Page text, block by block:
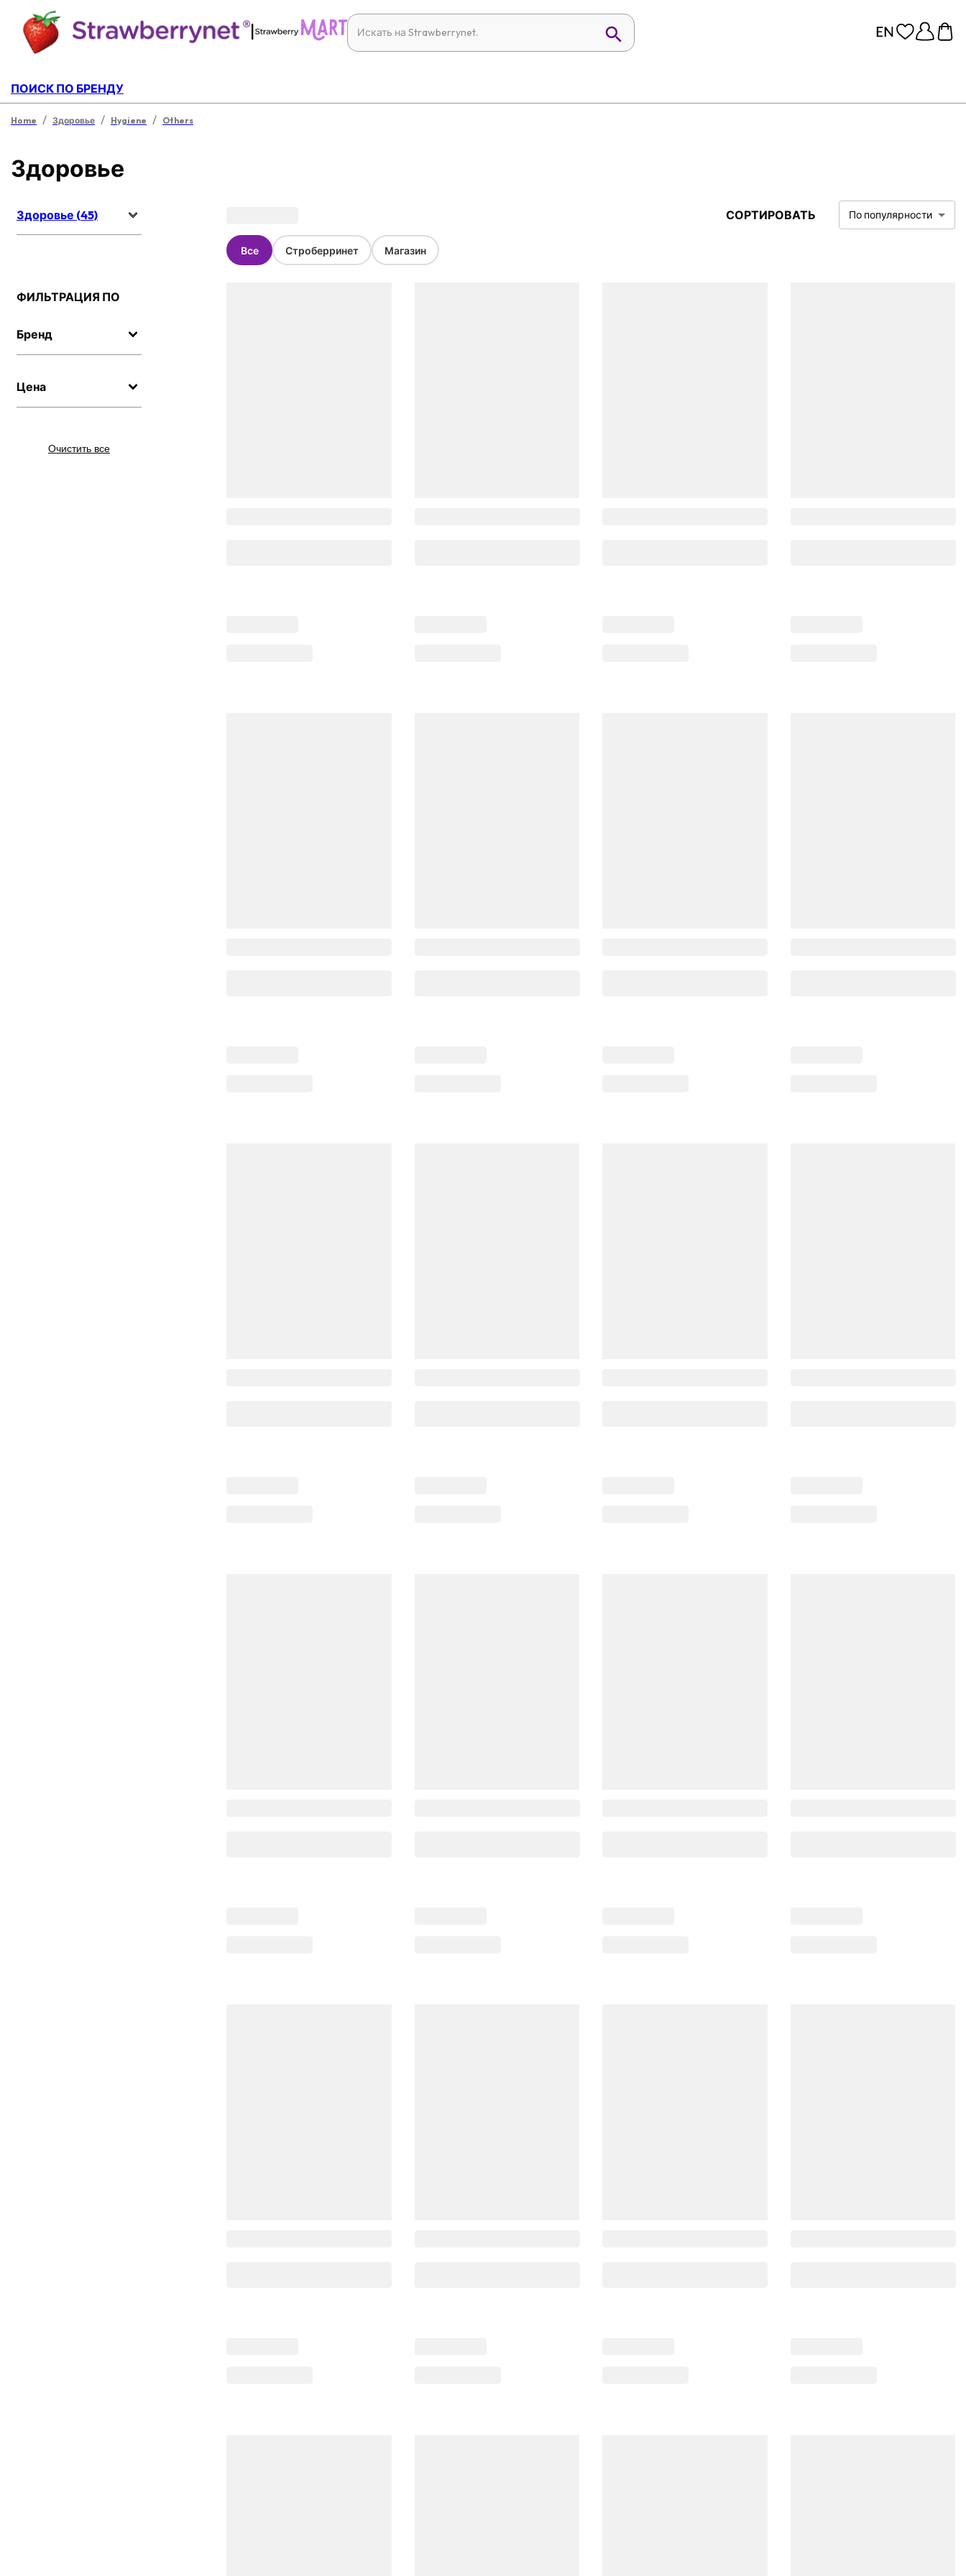
|
ПОИСК ПО БРЕНДУ
Home / Здоровье / Hygiene / Others
Здоровье
Здоровье (45)
ФИЛЬТРАЦИЯ ПО
Бренд
Цена
Очистить все
СОРТИРОВАТЬ По популярности
Все Строберринет Магазин